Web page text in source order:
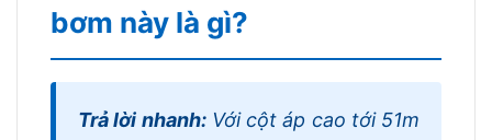
bơm này là gì?
Trả lời nhanh:Với cột áp cao tới 51m